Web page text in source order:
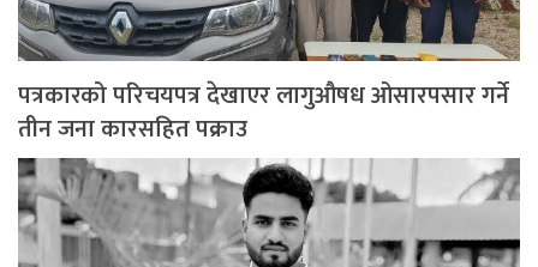
पत्रकारको परिचयपत्र देखाएर लागुऔषध ओसारपसार गर्ने
तीन जना कारसहित पक्राउ